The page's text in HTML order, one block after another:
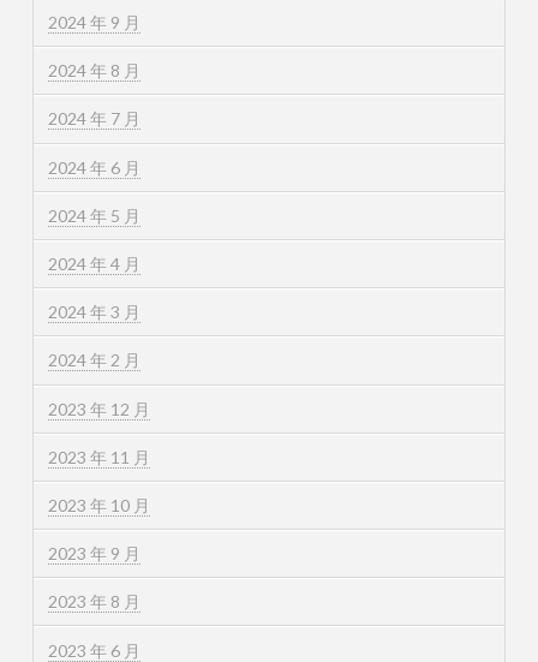
2024 年 9 月
2024 年 8 月
2024 年 7 月
2024 年 6 月
2024 年 5 月
2024 年 4 月
2024 年 3 月
2024 年 2 月
2023 年 12 月
2023 年 11 月
2023 年 10 月
2023 年 9 月
2023 年 8 月
2023 年 6 月